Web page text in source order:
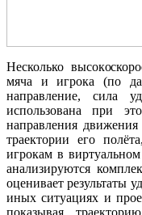
Несколько
мяча и игрока (по
направление, сила
использована при
направления
траектории его
игрокам в
анализируются
оценивает результаты
иных ситуациях и
показывая